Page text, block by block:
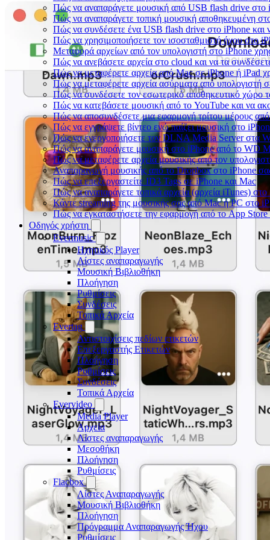
Πώς να αναπαράγετε μουσική από USB flash drive στο
Πώς να αναπαράγετε τοπική μουσική αποθηκευμένη
Πώς να συνδέσετε ένα USB flash drive στο iPhone και
Πώς να χρησιμοποιήσετε τον ισοσταθμιστή ήχου στο
Μεταφορά αρχείων από τον υπολογιστή στο iPhone
Πώς να ανεβάσετε αρχεία στο cloud και να τα
Πώς να μεταφέρετε αρχεία από Mac σε iPhone ή iPad
Πώς να μεταφέρετε αρχεία ασύρματα από υπολογιστή
Πώς να συνδέσετε τον εσωτερικό αποθηκευτικό
Πώς να κατεβάσετε μουσική από το YouTube και να
Πώς να αποσυνδέσετε μια εφαρμογή τρίτου μέρους
Πώς να εγγράψετε βίντεο ενώ παίζει μουσική στο
Πώς να ενεργοποιήσετε τον DLNA Media Server στα
Πώς να αναπαράγετε μουσική στο iPhone από το WD
Πώς να μεταφέρετε αρχεία μουσικής από τον
Αναπαραγωγή μουσικής από το Dropbox στο iPhone
Πώς να επεξεργαστείτε ID3 Tags σε iPhone και Mac
Πώς να αναπαράγετε τοπικά αρχεία (αρχεία iTunes)
Κάντε streaming της μουσικής σας από Mac ή PC στο
Πώς να εγκαταστήσετε την εφαρμογή από το App Store
Οδηγός χρήστη
Evermusic
Ηχητικός Player
Λίστες αναπαραγωγής
Μουσική Βιβλιοθήκη
Πλοήγηση
Ρυθμίσεις
Συνδέσεις
Τοπικά Αρχεία
Evertag
Αντιστοιχίσεις πεδίων ετικετών
Επεξεργαστής Ετικετών
Πλοήγηση
Ρυθμίσεις
Συνδέσεις
Τοπικά Αρχεία
Evervideo
Media Player
Αρχεία
Λίστες αναπαραγωγής
Μεσοθήκη
Πλοήγηση
Ρυθμίσεις
Flacbox
Λίστες Αναπαραγωγής
Μουσική Βιβλιοθήκη
Πλοήγηση
Πρόγραμμα Αναπαραγωγής Ήχου
Ρυθμίσεις